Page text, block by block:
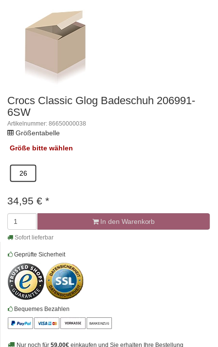
Crocs Classic Glog Badeschuh 206991-
6SW
Artikelnummer: 86650000038
Größentabelle
Größe bitte wählen
26
34,95 € *
In den Warenkorb
Sofort lieferbar
Geprüfte Sicherheit
Bequemes Bezahlen
Nur noch für 59,00€ einkaufen und Sie erhalten Ihre Bestellung